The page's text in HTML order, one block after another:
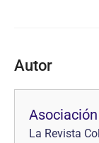
Autor
La Revista